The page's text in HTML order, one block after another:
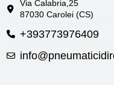
Via Calabria,25
87030 Carolei (CS)
+393773976409